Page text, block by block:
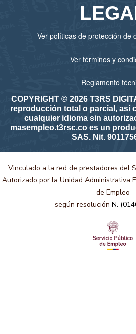
Ver políticas de protección de
Ver términos y
Reglamento
COPYRIGHT © 2026 T3RS
reproducción total o parcial, así
cualquier idioma sin
masempleo.t3rsc.co es un
SAS. Nit.
Vinculado a la red de prestadores del
Autorizado por la Unidad Administrativa
de Empleo
según resolución N.